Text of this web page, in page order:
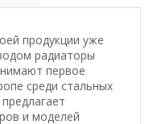
продукции уже
радиаторы
первое
среди стальных
и моделей